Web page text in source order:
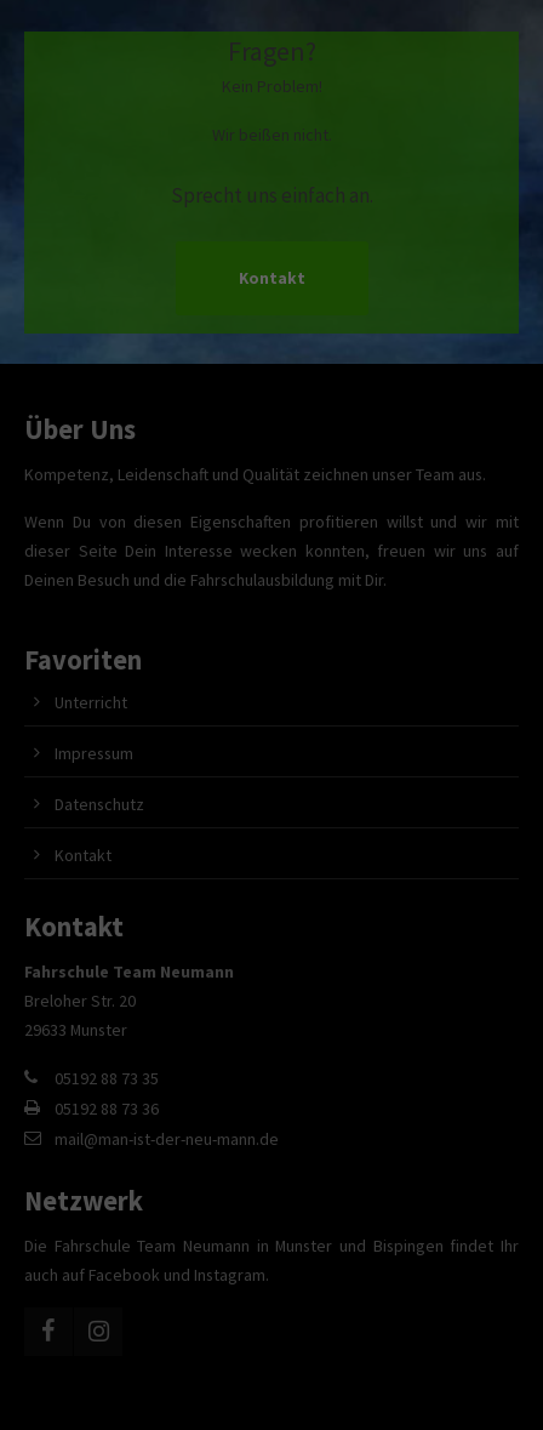
Fragen?
Kein Problem!
Wir beißen nicht.
Sprecht uns einfach an.
Kontakt
Über Uns
Kompetenz, Leidenschaft und Qualität zeichnen unser Team aus.
Wenn Du von diesen Eigenschaften profitieren willst und wir mit
dieser Seite Dein Interesse wecken konnten, freuen wir uns auf
Deinen Besuch und die Fahrschulausbildung mit Dir.
Favoriten
Unterricht
Impressum
Datenschutz
Kontakt
Kontakt
Fahrschule Team Neumann
Breloher Str. 20
29633 Munster
05192 88 73 35
05192 88 73 36
mail@man-ist-der-neu-mann.de
Netzwerk
Die Fahrschule Team Neumann in Munster und Bispingen findet Ihr
auch auf Facebook und Instagram.